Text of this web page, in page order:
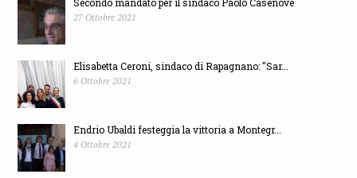
27 Ottobre 2021
Elisabetta Ceroni, sindaco di Rapagnano: "Sar...
6 Ottobre 2021
Endrio Ubaldi festeggia la vittoria a Montegr...
4 Ottobre 2021